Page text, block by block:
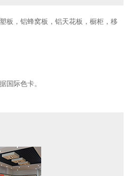
板，铝蜂窝板，铝天花板，橱柜，移
国际色卡。